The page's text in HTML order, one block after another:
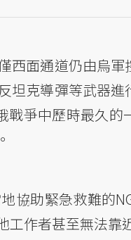
西面通道仍由烏
坦克導彈等武器
爭中歷時最久的
助緊急救難的
作者甚至無法靠